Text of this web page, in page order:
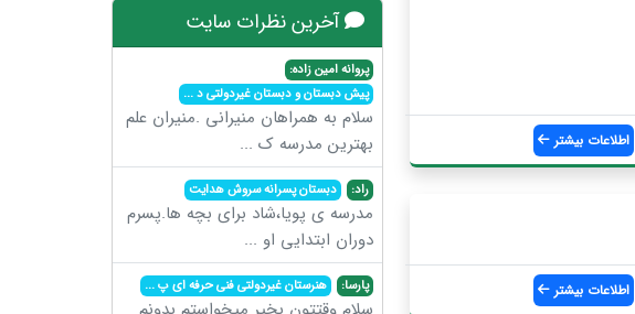
اطلاعات بیشتر
اطلاعات بیشتر
آخرین نظرات سایت
پروانه امین زاده:
پیش دبستان و دبستان غیردولتی د...
سلام به همراهان منیرانی .منیران علم
بهترین مدرسه ک ...
راد: دبستان پسرانه سروش هدایت
مدرسه ی پویا،شاد برای بچه ها.پسرم
دوران ابتدایی او ...
پارسا: هنرستان غیردولتی فنی حرفه ای پ...